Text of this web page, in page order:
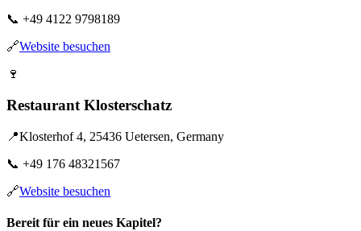
📞 +49 4122 9798189
🔗Website besuchen
🍷
Restaurant Klosterschatz
📍Klosterhof 4, 25436 Uetersen, Germany
📞 +49 176 48321567
🔗Website besuchen
Bereit für ein neues Kapitel?